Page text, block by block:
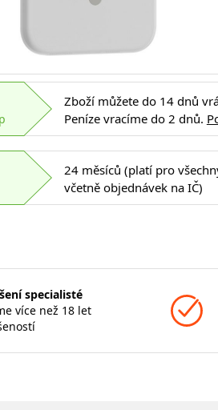
Zboží můžete do 14 dnů
Peníze vracíme do 2 dnů.
24 měsíců (platí pro
včetně objednávek na IČ)
specialisté
více než 18 let